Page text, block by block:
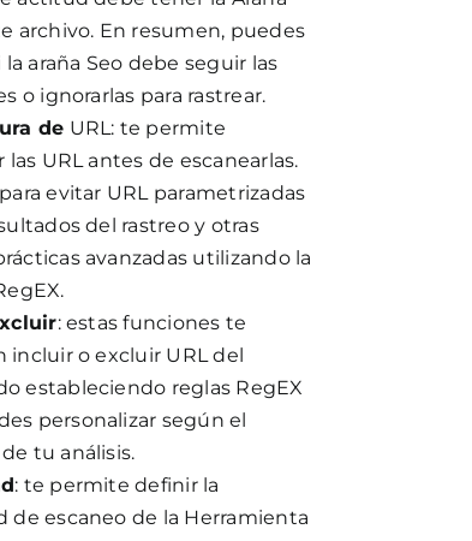
archivo. En resumen, puedes
araña Seo debe seguir las
o ignorarlas para rastrear.
de URL: te permite
las URL antes de escanearlas.
evitar URL parametrizadas
del rastreo y otras
avanzadas utilizando la
: estas funciones te
incluir o excluir URL del
estableciendo reglas RegEX
personalizar según el
tu análisis.
: te permite definir la
de escaneo de la Herramienta